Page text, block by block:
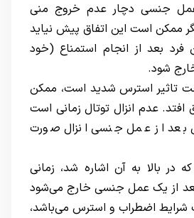
جنسی دچار عدم خروج منی
ممکن است این اتفاق پیش نیاید
بعد از انجام استمناع (خود
شود.
تاثیر استرس شدید است، ممکن
عدم انزال توتال زمانی است
بعد از عمل جنسی انزال صورت
در بالا به آن اشاره شد، زمانی
از یک عمل جنسی خارج می‌شود
شرایط اضطراب و استرس می‌باشد،